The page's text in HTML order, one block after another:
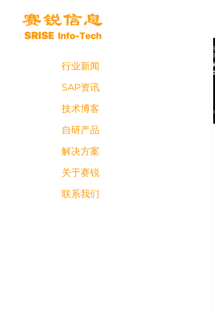
行业新闻
SAP资讯
技术博客
自研产品
解决方案
关于赛锐
联系我们